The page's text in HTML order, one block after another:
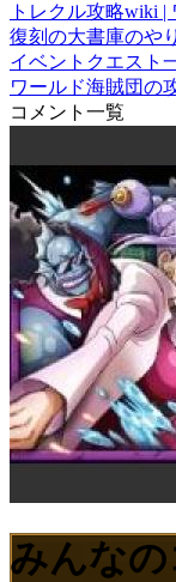
トレクル攻略wiki
復刻の大書庫のや
イベントクエスト
ワールド海賊団の
コメント一覧
みんなの